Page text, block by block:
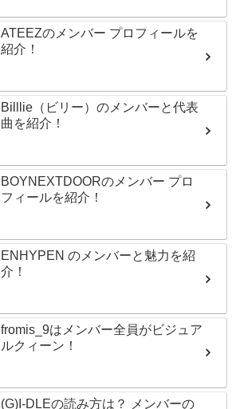
ATEEZのメンバー プロフィールを
紹介！
Billlie（ビリー）のメンバーと代表
曲を紹介！
BOYNEXTDOORのメンバー プロ
フィールを紹介！
ENHYPEN のメンバーと魅力を紹
介！
fromis_9はメンバー全員がビジュア
ルクィーン！
(G)I-DLEの読み方は？ メンバーの